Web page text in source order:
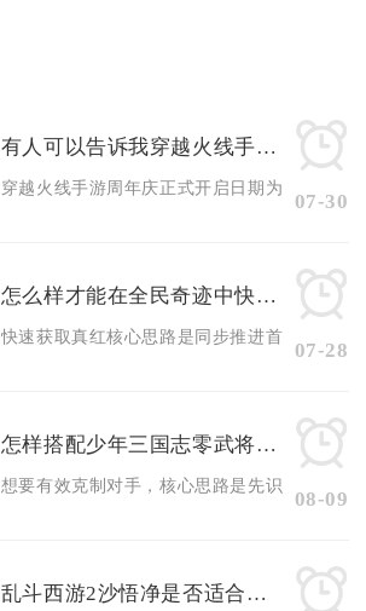
有人可以告诉我穿越火线手游周年庆日期吗
穿越火线手游周年庆正式开启日期为12月6日
07-30
怎么样才能在全民奇迹中快速获得真红
快速获取真红核心思路是同步推进首领刷取、
07-28
怎样搭配少年三国志零武将才能克制对手
想要有效克制对手，核心思路是先识别敌方核
08-09
乱斗西游2沙悟净是否适合单人挑战